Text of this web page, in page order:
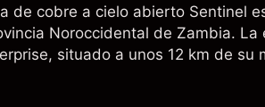
de cobre a cielo abierto Sentinel
Noroccidental de Zambia. La
situado a unos 12 km de su